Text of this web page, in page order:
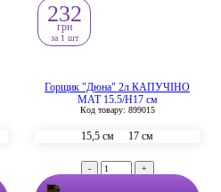
Горщик "Дюна" 2л КАПУЧІНО
МАТ 15,5/Н17 см
Код товару: 899015
15,5 см 17 см
232
грн
за 1 шт
- +